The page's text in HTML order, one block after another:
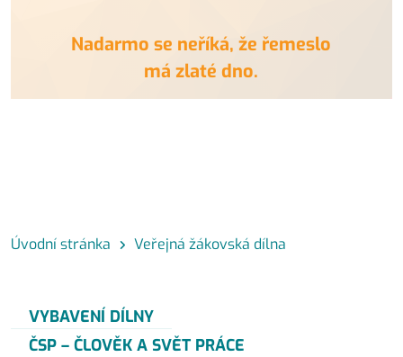
Nadarmo se neříká, že řemeslo
má zlaté dno.
Úvodní stránka Veřejná žákovská dílna
VYBAVENÍ DÍLNY
ČSP – ČLOVĚK A SVĚT PRÁCE